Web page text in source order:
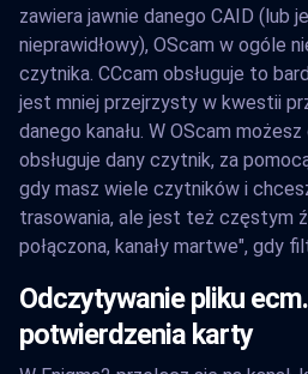
zawiera jawnie danego CAID (lub
nieprawidłowy), OScam w ogóle
czytnika. CCcam obsługuje to
jest mniej przejrzysty w kwestii
danego kanału. W OScam
obsługuje dany czytnik, za
gdy masz wiele czytników i
trasowania, ale jest też częstym
połączona, kanały martwe", gdy
Odczytywanie pliku
potwierdzenia karty